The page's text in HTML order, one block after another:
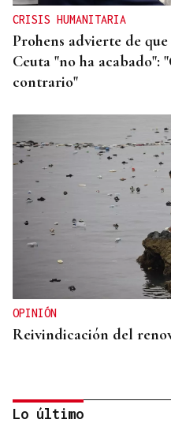
CRISIS HUMANITARIA
Prohens advierte de
Ceuta "no ha acabado":
contrario"
OPINIÓN
Reivindicación del
Lo último